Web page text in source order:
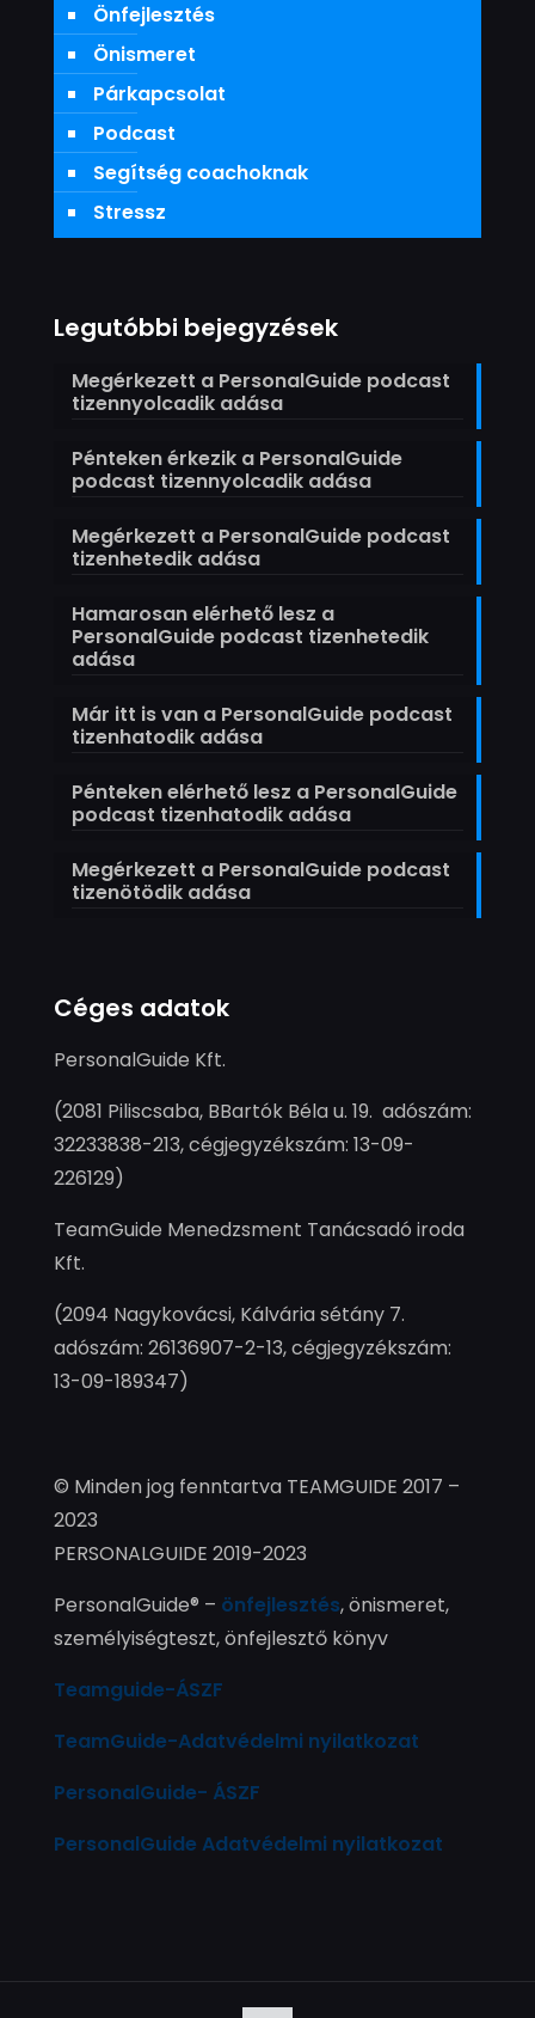
Önfejlesztés
Önismeret
Párkapcsolat
Podcast
Segítség coachoknak
Stressz
Legutóbbi bejegyzések
Megérkezett a PersonalGuide podcast
tizennyolcadik adása
Pénteken érkezik a PersonalGuide
podcast tizennyolcadik adása
Megérkezett a PersonalGuide podcast
tizenhetedik adása
Hamarosan elérhető lesz a
PersonalGuide podcast tizenhetedik
adása
Már itt is van a PersonalGuide podcast
tizenhatodik adása
Pénteken elérhető lesz a PersonalGuide
podcast tizenhatodik adása
Megérkezett a PersonalGuide podcast
tizenötödik adása
Céges adatok
PersonalGuide Kft.
(2081 Piliscsaba, BBartók Béla u. 19. adószám:
32233838-213, cégjegyzékszám: 13-09-
226129)
TeamGuide Menedzsment Tanácsadó iroda
Kft.
(2094 Nagykovácsi, Kálvária sétány 7.
adószám: 26136907-2-13, cégjegyzékszám:
13-09-189347)
© Minden jog fenntartva TEAMGUIDE 2017 –
2023
PERSONALGUIDE 2019-2023
PersonalGuide® – önfejlesztés, önismeret,
személyiségteszt, önfejlesztő könyv
Teamguide-ÁSZF
TeamGuide-Adatvédelmi nyilatkozat
PersonalGuide- ÁSZF
PersonalGuide Adatvédelmi nyilatkozat